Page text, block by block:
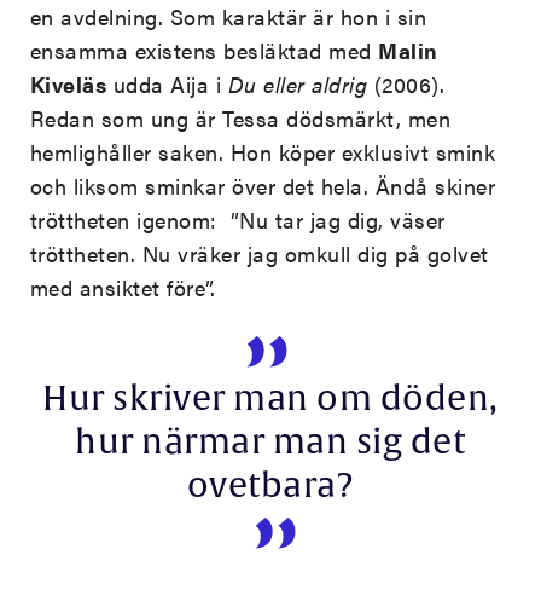
en avdelning. Som karaktär är hon i sin
ensamma existens besläktad med Malin
Kiveläs udda Aija i Du eller aldrig (2006).
Redan som ung är Tessa dödsmärkt, men
hemlighåller saken. Hon köper exklusivt smink
och liksom sminkar över det hela. Ändå skiner
tröttheten igenom: ”Nu tar jag dig, väser
tröttheten. Nu vräker jag omkull dig på golvet
med ansiktet före”.
Hur skriver man om döden,
hur närmar man sig det
ovetbara?